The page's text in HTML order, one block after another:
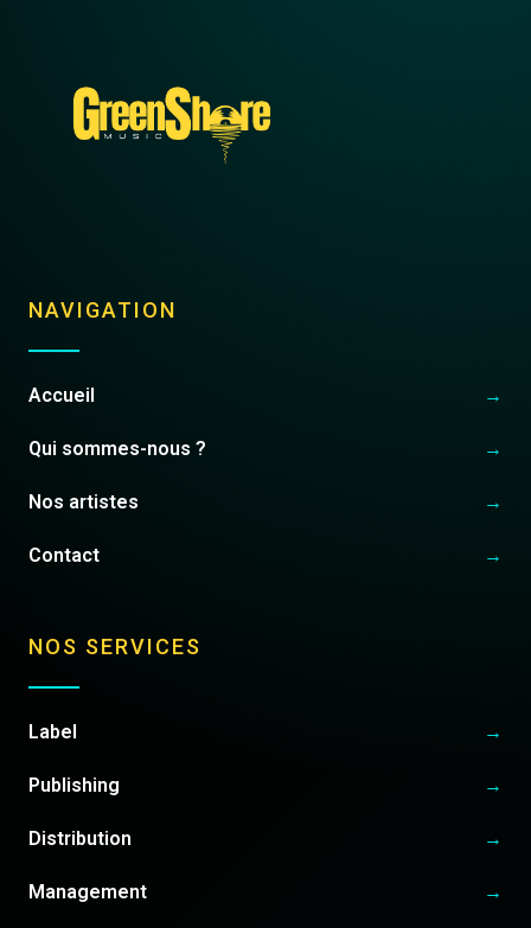
NAVIGATION
Accueil →
Qui sommes-nous ? →
Nos artistes →
Contact →
NOS SERVICES
Label →
Publishing →
Distribution →
Management →